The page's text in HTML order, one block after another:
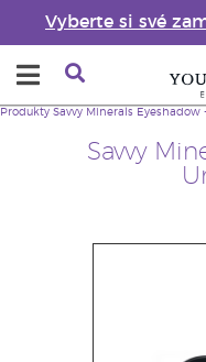
Vyberte si své
Savvy
Produkty Savvy Minerals Eyeshadow